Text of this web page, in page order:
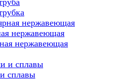
нержавеющая
нержавеющая
нержавеющая
сплавы